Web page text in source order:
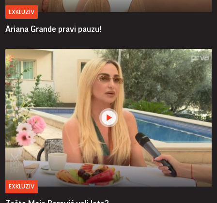
EXKLUZIV
Ariana Grande pravi pauzu!
EXKLUZIV